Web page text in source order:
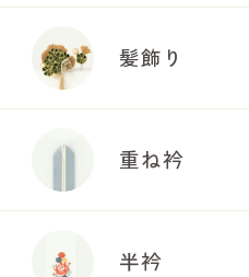
髪飾り
重ね衿
半衿